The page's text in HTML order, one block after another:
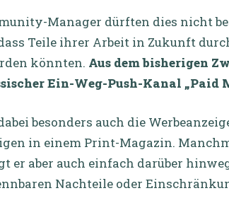
Manager dürften dies nicht
Teile ihrer Arbeit in Zukunft
könnten. Aus dem bisherigen
Ein-Weg-Push-Kanal „Paid
besonders auch die
in einem Print-Magazin.
er aber auch einfach darüber
Nachteile oder